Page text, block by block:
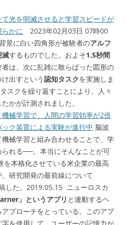
光を明滅させると学習スピードが
かに 2023年02月03日 07時00
に白い四角形が被験者のアルフ
滅するものでした。およそ1.5秒間
は、次に乱雑に散らばった図形の
出すという認知タスクを実施しま
スクを繰り返すことにより、人々
かが計測されました。
械学習で、人間の学習効率が2倍
ク装置による実験が進行中 脳波
械学習と組み合わせることで、学
られる──。本当にそんなことが可
を本格化させている米企業の最高
研究開発の最前線について
した。2019.05.15 ニューロスカ
」というアプリ と連動するヘ
プローチをとっている。このアプ